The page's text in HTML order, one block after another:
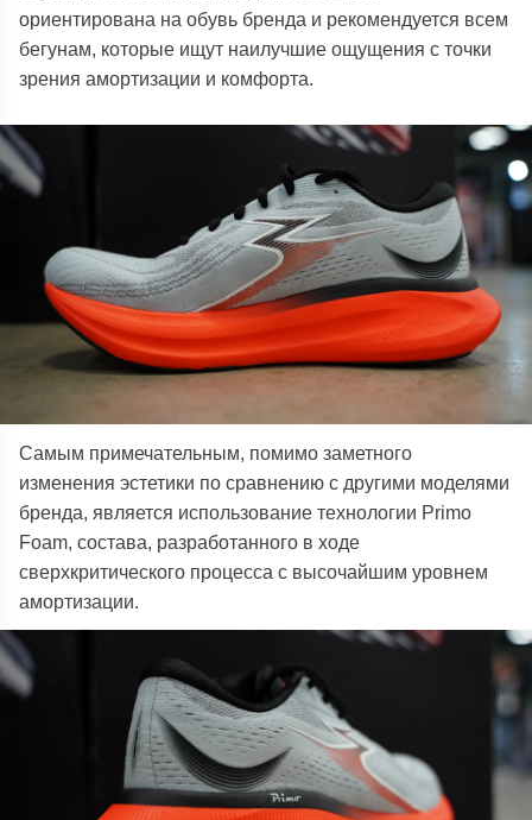
ориентирована на обувь бренда и рекомендуется всем
бегунам, которые ищут наилучшие ощущения с точки
зрения амортизации и комфорта.
Самым примечательным, помимо заметного
изменения эстетики по сравнению с другими моделями
бренда, является использование технологии Primo
Foam, состава, разработанного в ходе
сверхкритического процесса с высочайшим уровнем
амортизации.